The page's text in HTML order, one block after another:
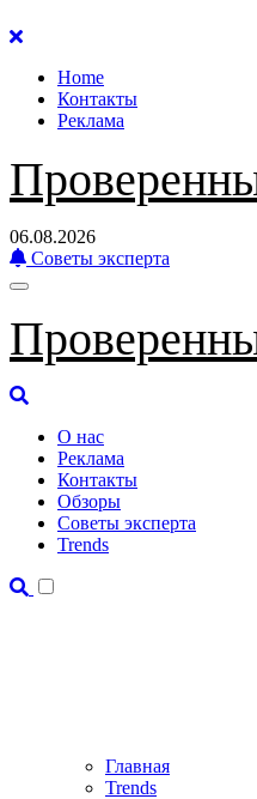
Перейти
содержанию
Home
Контакты
Реклама
06.08.2026
Советы эксперта
О нас
Реклама
Контакты
Обзоры
Советы эксперта
Trends
Главная
Trends